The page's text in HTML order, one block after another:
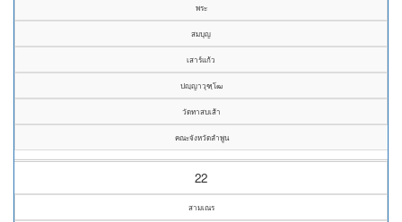
พระ
สมบุญ
เสาร์แก้ว
ปญฺญาวุฑฺโฒ
วัดทาสบเส้า
คณะจังหวัดลำพูน
22
สามเณร